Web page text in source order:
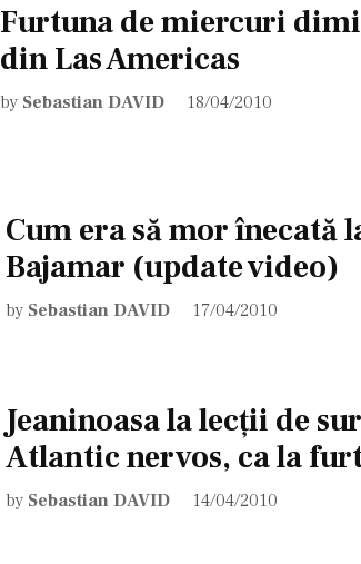
Furtuna de miercuri
din Las Americas
by Sebastian DAVID 18/04/2010
Cum era să mor înecată
Bajamar (update video)
by Sebastian DAVID 17/04/2010
Jeaninoasa la lecţii de
Atlantic nervos, ca la
by Sebastian DAVID 14/04/2010